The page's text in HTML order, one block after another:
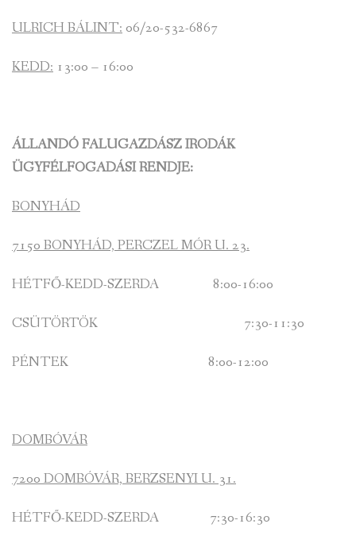
ULRICH BÁLINT:06/20-532-6867
KEDD: 13:00 – 16:00
ÁLLANDÓ FALUGAZDÁSZ IRODÁK
ÜGYFÉLFOGADÁSI RENDJE:
BONYHÁD
7150 BONYHÁD, PERCZEL MÓR U. 23.
HÉTFŐ-KEDD-SZERDA 8:00-16:00
CSÜTÖRTÖK 7:30-11:30
PÉNTEK 8:00-12:00
DOMBÓVÁR
7200 DOMBÓVÁR, BERZSENYI U. 31.
HÉTFŐ-KEDD-SZERDA 7:30-16:30